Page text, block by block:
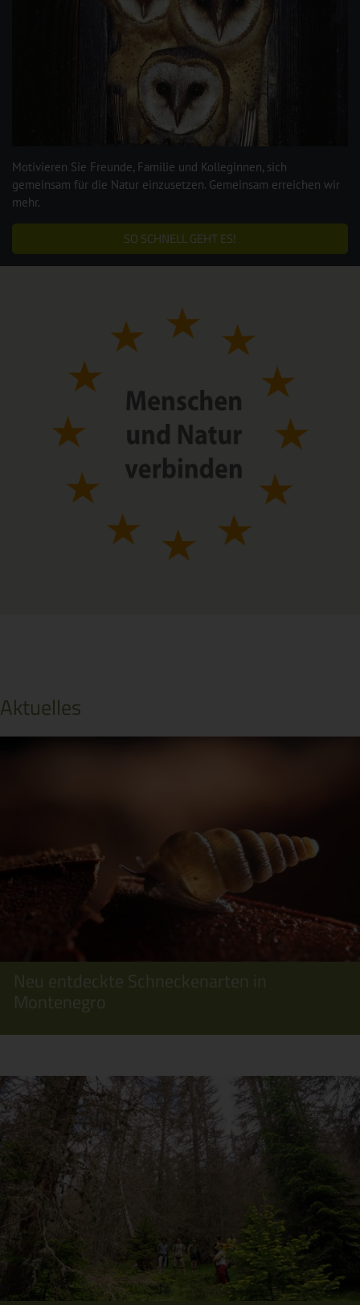
Motivieren Sie Freunde, Familie und Kolleginnen, sich
gemeinsam für die Natur einzusetzen. Gemeinsam erreichen wir
mehr.
SO SCHNELL GEHT ES!
Aktuelles
Neu entdeckte Schneckenarten in
Montenegro